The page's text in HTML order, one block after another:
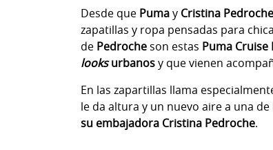
Desde que Pumay Cristina Pedroche
zapatillas y ropa pensadas para
de Pedrocheson estas Puma Cruise
looksurbanosy que vienen
En las zapartillas llama
le da altura y un nuevo aire a una
su embajadora Cristina Pedroche.